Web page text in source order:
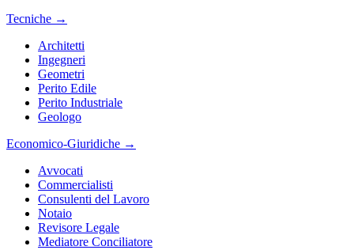
Tecniche →
Architetti
Ingegneri
Geometri
Perito Edile
Perito Industriale
Geologo
Economico-Giuridiche →
Avvocati
Commercialisti
Consulenti del Lavoro
Notaio
Revisore Legale
Mediatore Conciliatore